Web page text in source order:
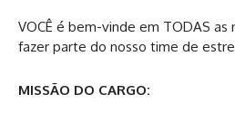
VOCÊ é bem-vinde em TODAS as
fazer parte do nosso time de
MISSÃO DO CARGO: